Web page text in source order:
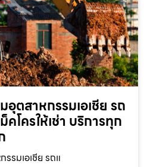
อุตสาหกรรมเอเชีย รถ
โครให้เช่า บริการทุก
รมเอเชีย รถแ